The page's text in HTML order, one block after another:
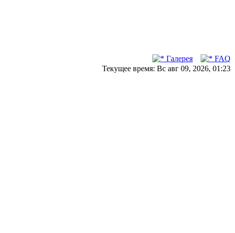
Галерея
FAQ
Текущее время: Вс авг 09, 2026, 01:23